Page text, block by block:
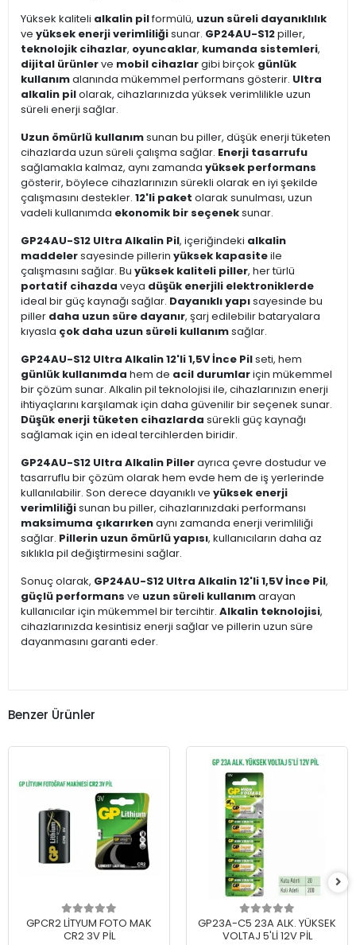
Yüksek kaliteli alkalin pilformülü, uzun süreli dayanıklılık
ve yüksek enerji verimliliğisunar. GP24AU-S12piller,
teknolojik cihazlar, oyuncaklar, kumanda sistemleri,
dijital ürünlerve mobil cihazlargibi birçok günlük
kullanımalanında mükemmel performans gösterir. Ultra
alkalin pilolarak, cihazlarınızda yüksek verimlilikle uzun
süreli enerji sağlar.
Uzun ömürlü kullanımsunan bu piller, düşük enerji tüketen
cihazlarda uzun süreli çalışma sağlar. Enerji tasarrufu
sağlamakla kalmaz, aynı zamanda yüksek performans
gösterir, böylece cihazlarınızın sürekli olarak en iyi şekilde
çalışmasını destekler. 12'li paket olarak sunulması, uzun
vadeli kullanımda ekonomik bir seçeneksunar.
GP24AU-S12 Ultra Alkalin Pil, içeriğindeki alkalin
maddelersayesinde pillerin yüksek kapasiteile
çalışmasını sağlar. Bu yüksek kaliteli piller, her türlü
portatif cihazda veya düşük enerjili elektroniklerde
ideal bir güç kaynağı sağlar. Dayanıklı yapısayesinde bu
piller daha uzun süre dayanır, şarj edilebilir bataryalara
kıyasla çok daha uzun süreli kullanımsağlar.
GP24AU-S12 Ultra Alkalin 12'li 1,5V İnce Pilseti, hem
günlük kullanımda hem de acil durumlariçin mükemmel
bir çözüm sunar. Alkalin pil teknolojisi ile, cihazlarınızın enerji
ihtiyaçlarını karşılamak için daha güvenilir bir seçenek sunar.
Düşük enerji tüketen cihazlarda sürekli güç kaynağı
sağlamak için en ideal tercihlerden biridir.
GP24AU-S12 Ultra Alkalin Pillerayrıca çevre dostudur ve
tasarruflu bir çözüm olarak hem evde hem de iş yerlerinde
kullanılabilir. Son derece dayanıklı ve yüksek enerji
verimliliğisunan bu piller, cihazlarınızdaki performansı
maksimuma çıkarırkenaynı zamanda enerji verimliliği
sağlar. Pillerin uzun ömürlü yapısı, kullanıcıların daha az
sıklıkla pil değiştirmesini sağlar.
Sonuç olarak, GP24AU-S12 Ultra Alkalin 12'li 1,5V İnce Pil,
güçlü performans ve uzun süreli kullanımarayan
kullanıcılar için mükemmel bir tercihtir. Alkalin teknolojisi,
cihazlarınızda kesintisiz enerji sağlar ve pillerin uzun süre
dayanmasını garanti eder.
Benzer Ürünler
GPCR2 LİTYUM FOTO MAK
CR2 3V PİL
GP23A-C5 23A ALK. YÜKSEK
VOLTAJ 5'Lİ 12V PİL